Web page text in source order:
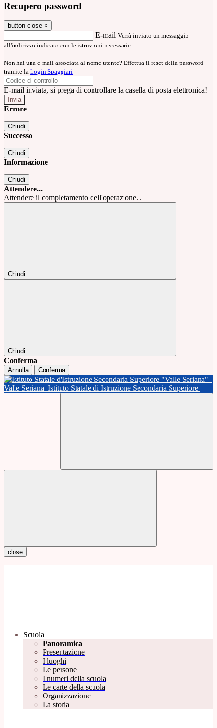
Recupero password
button close ×
E-mail Verrà inviato un messaggio
all'indirizzo indicato con le istruzioni necessarie.
Non hai una e-mail associata al nome utente? Effettua il reset della password
tramite la Login Spaggiari
E-mail inviata, si prega di controllare la casella di posta elettronica!
Errore
Chiudi
Successo
Chiudi
Informazione
Chiudi
Attendere...
Attendere il completamento dell'operazione...
Chiudi
Chiudi
Conferma
Annulla Conferma
Valle Seriana Istituto Statale di Istruzione Secondaria Superiore
close
Scuola
Panoramica
Presentazione
I luoghi
Le persone
I numeri della scuola
Le carte della scuola
Organizzazione
La storia